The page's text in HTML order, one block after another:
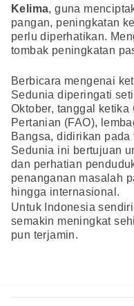
Kelima, guna
pangan, peningkatan
perlu diperhatikan.
tombak peningkatan
Berbicara mengenai
Sedunia diperingati
Oktober, tanggal
Pertanian (FAO),
Bangsa, didirikan
Sedunia ini bertujuan
dan perhatian
penanganan masalah
hingga internasional.
Untuk Indonesia
semakin meningkat
pun terjamin.